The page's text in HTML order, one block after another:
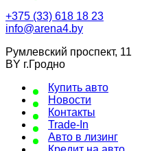
+375 (33) 618 18 23
info@arena4.by
Румлевский проспект, 11
BY г.Гродно
Купить авто
Новости
Контакты
Trade-In
Авто в лизинг